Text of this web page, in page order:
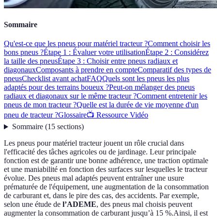
Sommaire
Qu'est-ce que les pneus pour matériel tracteur ?Comment choisir les
bons pneus ?Étape 1 : Évaluer votre utilisationÉtape 2 : Considérez
la taille des pneusÉtape 3 : Choisir entre pneus radiaux et
diagonauxComposants à prendre en compteComparatif des types de
pneusChecklist avant achatFAQQuels sont les pneus les plus
adaptés pour des terrains boueux ?Peut-on mélanger des pneus
radiaux et diagonaux sur le même tracteur ?Comment entretenir les
pneus de mon tracteur ?Quelle est la durée de vie moyenne d'un
pneu de tracteur ?Glossaire📺 Ressource Vidéo
Sommaire(15 sections)
Les pneus pour matériel tracteur jouent un rôle crucial dans
l'efficacité des tâches agricoles ou de jardinage. Leur principale
fonction est de garantir une bonne adhérence, une traction optimale
et une maniabilité en fonction des surfaces sur lesquelles le tracteur
évolue. Des pneus mal adaptés peuvent entraîner une usure
prématurée de l'équipement, une augmentation de la consommation
de carburant et, dans le pire des cas, des accidents. Par exemple,
selon une étude de l’ADEME, des pneus mal choisis peuvent
augmenter la consommation de carburant jusqu’à 15 %.Ainsi, il est